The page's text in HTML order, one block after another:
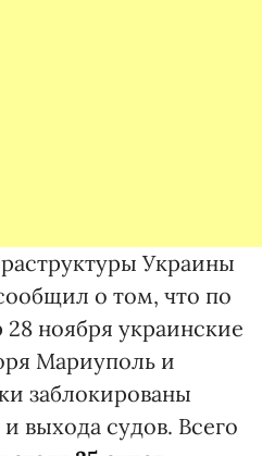
Украины
о том, что по
ноября украинские
Мариуполь и
заблокированы
выхода судов. Всего